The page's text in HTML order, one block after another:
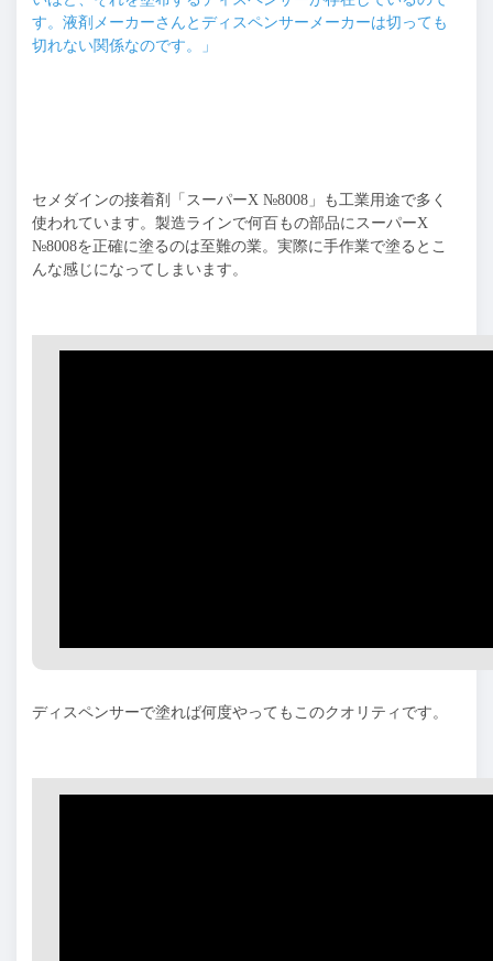
す。液剤メーカーさんとディスペンサーメーカーは切っても
切れない関係なのです。」
セメダインの接着剤「スーパーX №8008」も工業用途で多く
使われています。製造ラインで何百もの部品にスーパーX
№8008を正確に塗るのは至難の業。実際に手作業で塗るとこ
んな感じになってしまいます。
ディスペンサーで塗れば何度やってもこのクオリティです。